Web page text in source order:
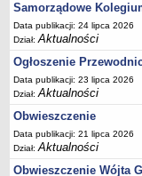
Prawo miejscowe
Zarządzenia
Studium
Dane przestrzenne -
Stałe obwody
obwodowych
Plan ogólny gminy
Samorządowe
Data publikacji: 24 lipca 2026
Dział:Aktualności
Ogłoszenie
Data publikacji: 23 lipca 2026
Dział:Aktualności
Obwieszczenie
Data publikacji: 21 lipca 2026
Dział:Aktualności
Obwieszczenie Wójta